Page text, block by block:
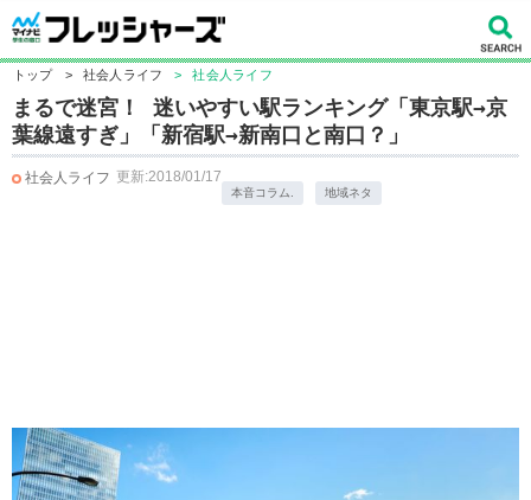
トップ > 社会人ライフ > 社会人ライフ
まるで迷宮！ 迷いやすい駅ランキング「東京駅→京
葉線遠すぎ」「新宿駅→新南口と南口？」
社会人ライフ 更新:2018/01/17
本音コラム. 地域ネタ